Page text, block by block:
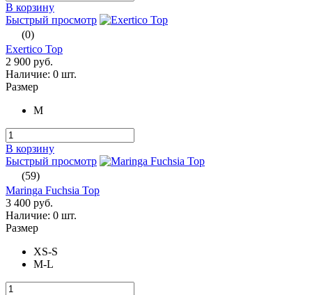
В корзину
Быстрый просмотр
(0)
Exertico Top
2 900 руб.
Наличие: 0 шт.
Размер
M
В корзину
Быстрый просмотр
(59)
Maringa Fuchsia Top
3 400 руб.
Наличие: 0 шт.
Размер
XS-S
M-L